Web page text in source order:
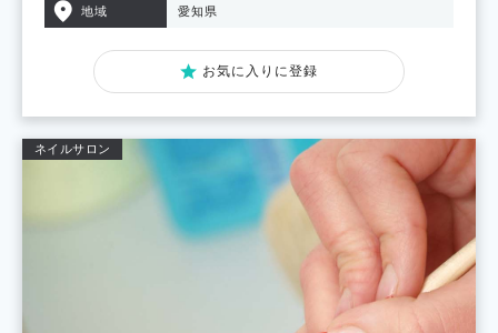
地域 愛知県
お気に入りに登録
ネイルサロン